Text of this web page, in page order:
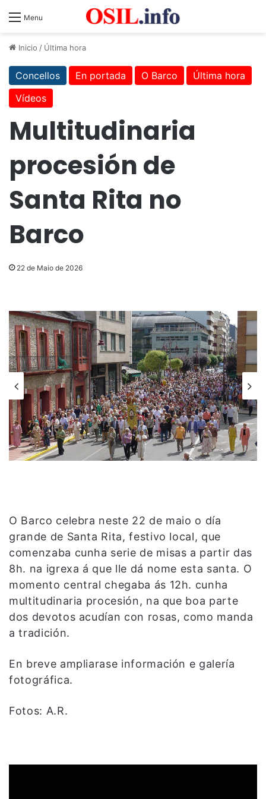
Menu
Inicio / Última hora
Concellos En portada O Barco
Última hora
Vídeos
Multitudinaria
procesión de
Santa Rita no
Barco
22 de Maio de 2026
O Barco celebra neste 22 de maio o día
grande de Santa Rita, festivo local, que
comenzaba cunha serie de misas a partir das
8h. na igrexa á que lle dá nome esta santa. O
momento central chegaba ás 12h. cunha
multitudinaria procesión, na que boa parte
dos devotos acudían con rosas, como manda
a tradición.
En breve ampliarase información e galería
fotográfica.
Fotos: A.R.